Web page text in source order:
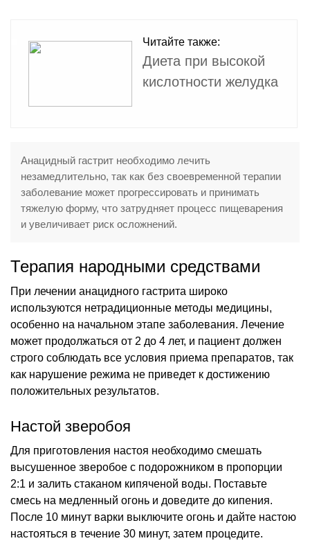
Читайте также:
Диета при высокой
кислотности желудка
Анацидный гастрит необходимо лечить
незамедлительно, так как без своевременной терапии
заболевание может прогрессировать и принимать
тяжелую форму, что затрудняет процесс пищеварения
и увеличивает риск осложнений.
Терапия народными средствами
При лечении анацидного гастрита широко
используются нетрадиционные методы медицины,
особенно на начальном этапе заболевания. Лечение
может продолжаться от 2 до 4 лет, и пациент должен
строго соблюдать все условия приема препаратов, так
как нарушение режима не приведет к достижению
положительных результатов.
Настой зверобоя
Для приготовления настоя необходимо смешать
высушенное зверобое с подорожником в пропорции
2:1 и залить стаканом кипяченой воды. Поставьте
смесь на медленный огонь и доведите до кипения.
После 10 минут варки выключите огонь и дайте настою
настояться в течение 30 минут, затем процедите.